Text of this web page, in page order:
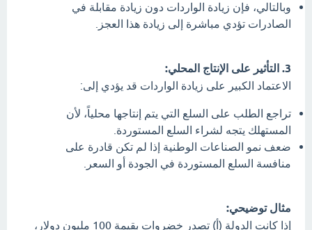
وبالتالي، فإن زيادة الواردات دون زيادة مقابلة في
الصادرات تؤدي مباشرة إلى زيادة هذا العجز.
3. التأثير على الإنتاج المحلي:
الاعتماد الكبير على زيادة الواردات قد يؤدي إلى:
تراجع الطلب على السلع التي يتم إنتاجها محلياً، لأن
المستهلك يتجه لشراء السلع المستوردة.
ضعف نمو الصناعات الوطنية إذا لم تكن قادرة على
منافسة السلع المستوردة في الجودة أو السعر.
مثال توضيحي:
إذا كانت الدولة (أ) تصدر خضروات بقيمة 100 مليون دولار،